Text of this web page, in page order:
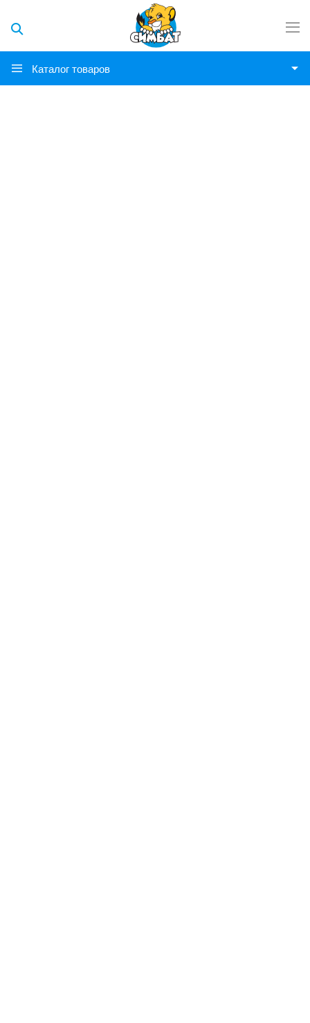
Каталог товаров